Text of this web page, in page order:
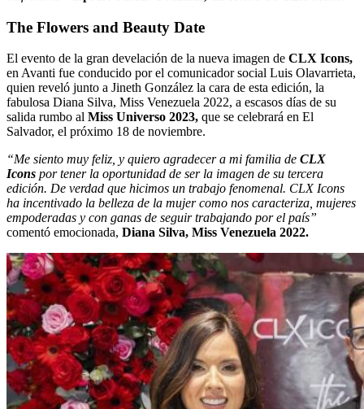
The Flowers and Beauty Date
El evento de la gran develación de la nueva imagen de CLX Icons,
en Avanti fue conducido por el comunicador social Luis Olavarrieta,
quien reveló junto a Jineth González la cara de esta edición, la
fabulosa Diana Silva, Miss Venezuela 2022, a escasos días de su
salida rumbo al Miss Universo 2023, que se celebrará en El
Salvador, el próximo 18 de noviembre.
“Me siento muy feliz, y quiero agradecer a mi familia de CLX
Icons por tener la oportunidad de ser la imagen de su tercera
edición. De verdad que hicimos un trabajo fenomenal. CLX Icons
ha incentivado la belleza de la mujer como nos caracteriza, mujeres
empoderadas y con ganas de seguir trabajando por el país”
comentó emocionada, Diana Silva, Miss Venezuela 2022.